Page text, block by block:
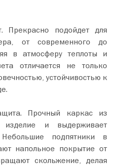
Прекрасно подойдет для
от современного до
в атмосферу теплоты и
отличается не только
устойчивостью к
Прочный каркас из
и выдерживает
подпятники в
напольное покрытие от
скольжение, делая